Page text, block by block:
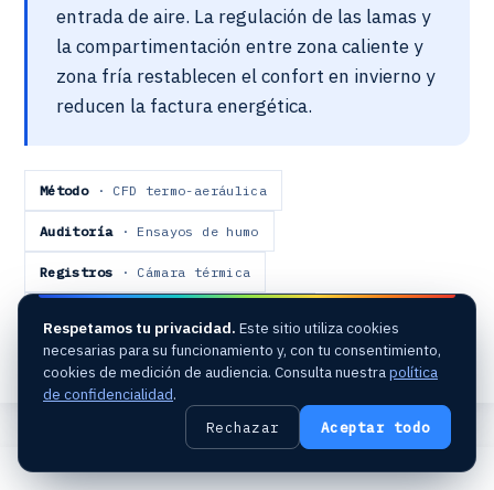
entrada de aire. La regulación de las lamas y
la compartimentación entre zona caliente y
zona fría restablecen el confort en invierno y
reducen la factura energética.
Método· CFD termo-aeráulica
Auditoría· Ensayos de humo
Registros · Cámara térmica
Resultado· Confort y eficiencia energética
Respetamos tu privacidad. Este sitio utiliza cookies
necesarias para su funcionamiento y, con tu consentimiento,
cookies de medición de audiencia. Consulta nuestrapolítica
de confidencialidad.
Rechazar Aceptar todo